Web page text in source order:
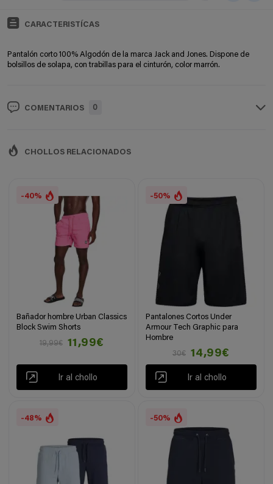
CARACTERISTÍCAS
Pantalón corto 100% Algodón de la marca Jack and Jones. Dispone de
bolsillos de solapa, con trabillas para el cinturón, color marrón.
COMENTARIOS 0
CHOLLOS RELACIONADOS
-40%
Bañador hombre Urban Classics
Block Swim Shorts
19,99€
11,99€
Ir al chollo
-50%
Pantalones Cortos Under
Armour Tech Graphic para
Hombre
30€
14,99€
Ir al chollo
-48% -50%